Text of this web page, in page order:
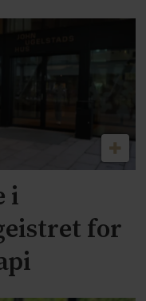
i
for